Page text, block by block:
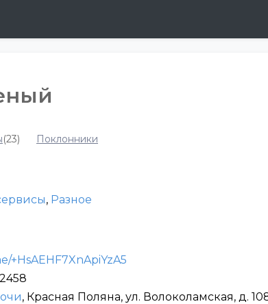
(23) Поклонники
, Разное
+HsAEHF7XnApiYzA5
, Красная Поляна, ул. Волоколамская, д.